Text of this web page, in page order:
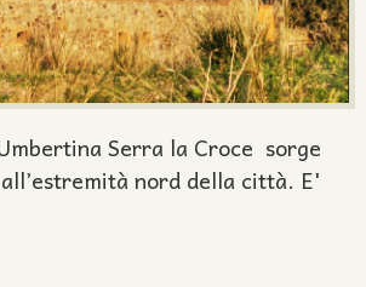
Serra la Croce sorge
nord della città. E'